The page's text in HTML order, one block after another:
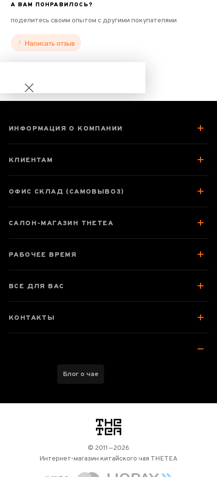
А ВАМ ПОНРАВИЛОСЬ?
поделитесь своим опытом с другими покупателями
Написать отзыв
Чайник 250 мл
глина, мастер
Отзывы чаеманов
ИНФОРМАЦИЯ О КОМПАНИИ
КЛИЕНТАМ
ОФИС СКЛАД (САМОВЫВОЗ)
САЛОН-МАГАЗИН THETEA
РАБОЧЕЕ ВРЕМЯ
ВСЕ ДЛЯ ВАС
КОНТАКТЫ
Блог о чае
логотип
© 2011—2026
Интернет-магазин китайского чая THETEA